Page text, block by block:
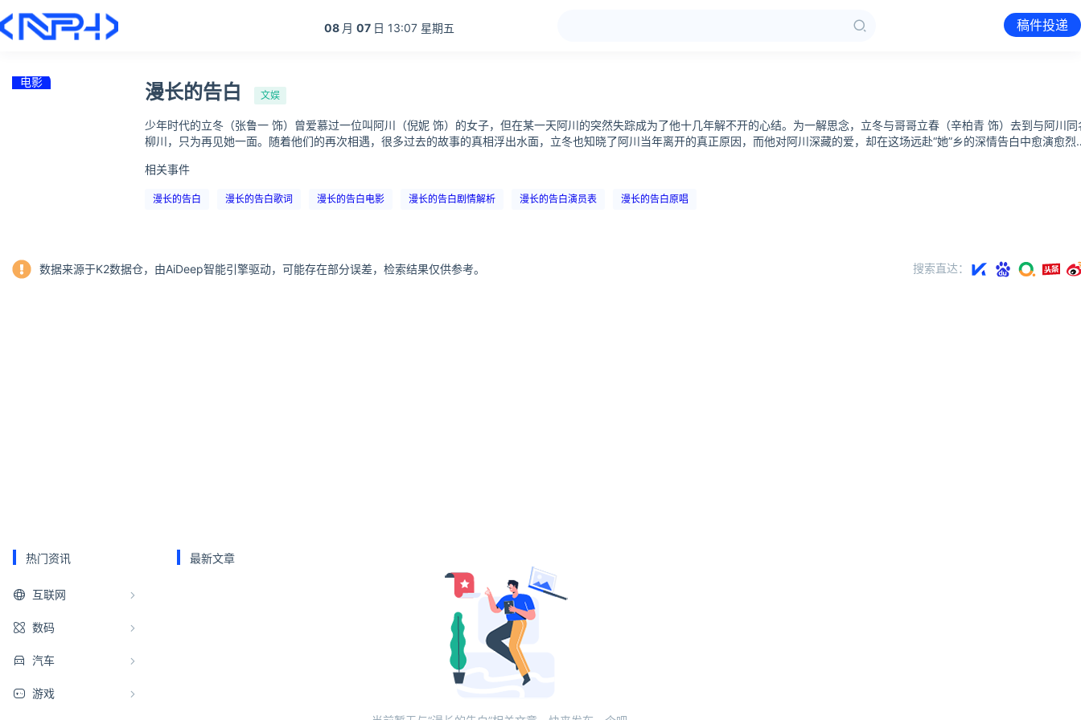
08 月 07 日 13:07 星期五 稿件投递
电影 漫长的告白 文娱
少年时代的立冬（张鲁一 饰）曾爱慕过一位叫阿川（倪妮 饰）的女子，但在某一天阿川的突然失踪成为了他十几年解不开的心结。为一解思念，立冬与哥哥立春（辛柏青 饰）去到与阿川同
柳川，只为再见她一面。随着他们的再次相遇，很多过去的故事的真相浮出水面，立冬也知晓了阿川当年离开的真正原因，而他对阿川深藏的爱，却在这场远赴“她”乡的深情告白中愈演愈
相关事件
漫长的告白 漫长的告白歌词 漫长的告白电影 漫长的告白剧情解析 漫长的告白演员表 漫长的告白原唱
数据来源于K2数据仓，由AiDeep智能引擎驱动，可能存在部分误差，检索结果仅供参考。 搜索直达：
热门资讯
互联网
数码
汽车
游戏
最新文章